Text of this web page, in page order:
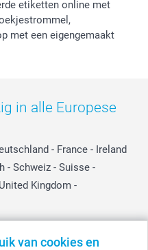
van cookies en
etiketten online met
met een eigengemaakt
in alle Europese
- France - Ireland
- Schweiz - Suisse -
United Kingdom -